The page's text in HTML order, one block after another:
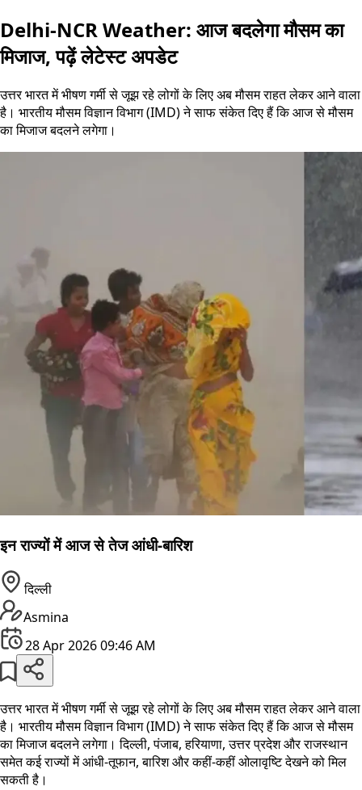
Delhi-NCR Weather: आज बदलेगा मौसम का
मिजाज, पढ़ें लेटेस्ट अपडेट
उत्तर भारत में भीषण गर्मी से जूझ रहे लोगों के लिए अब मौसम राहत लेकर आने वाला
है। भारतीय मौसम विज्ञान विभाग (IMD) ने साफ संकेत दिए हैं कि आज से मौसम
का मिजाज बदलने लगेगा।
इन राज्यों में आज से तेज आंधी-बारिश
दिल्ली
Asmina
28 Apr 2026 09:46 AM
उत्तर भारत में भीषण गर्मी से जूझ रहे लोगों के लिए अब मौसम राहत लेकर आने वाला
है। भारतीय मौसम विज्ञान विभाग (IMD) ने साफ संकेत दिए हैं कि आज से मौसम
का मिजाज बदलने लगेगा। दिल्ली, पंजाब, हरियाणा, उत्तर प्रदेश और राजस्थान
समेत कई राज्यों में आंधी-तूफान, बारिश और कहीं-कहीं ओलावृष्टि देखने को मिल
सकती है।